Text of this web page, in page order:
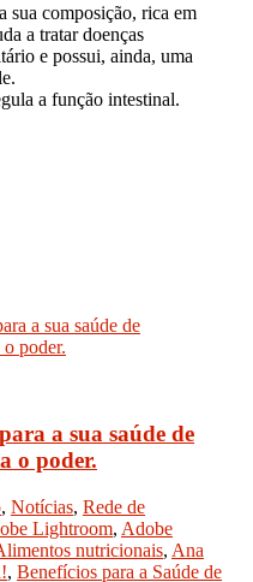
sua composição, rica em
a tratar doenças
e possui, ainda, uma
a função intestinal.
a sua saúde de
poder.
a sua saúde de
o poder.
, Notícias, Rede de
Lightroom, Adobe
nutricionais, Ana
, Benefícios para a Saúde de